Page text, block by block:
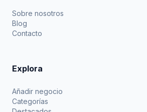
Sobre nosotros
Blog
Contacto
Explora
Añadir negocio
Categorías